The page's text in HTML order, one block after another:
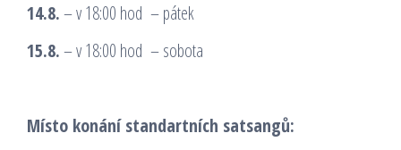
14.8.– v 18:00 hod – pátek
15.8.– v 18:00 hod – sobota
Místo konání standartních satsangů: